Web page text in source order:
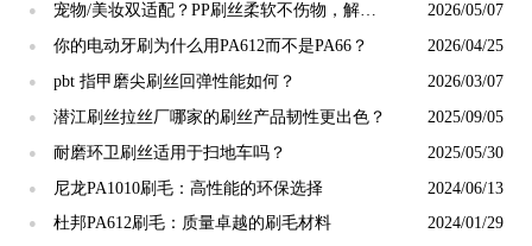
●
宠物/美妆双适配？PP刷丝柔软不伤物，解锁
小众应用新场景
2026/05/07
● 你的电动牙刷为什么用PA612而不是PA66？ 2026/04/25
● pbt 指甲磨尖刷丝回弹性能如何？ 2026/03/07
● 潜江刷丝拉丝厂哪家的刷丝产品韧性更出色？ 2025/09/05
● 耐磨环卫刷丝适用于扫地车吗？ 2025/05/30
● 尼龙PA1010刷毛：高性能的环保选择 2024/06/13
● 杜邦PA612刷毛：质量卓越的刷毛材料 2024/01/29